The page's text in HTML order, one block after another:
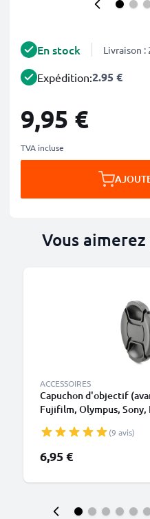
En stock Livraison :
Expédition:2.95 €
9,95 €
TVA incluse
Vous
ACCESSOIRES
Capuchon d'objectif
Fujifilm, Olympus, Sony,
Couvercle Capot de
(9 avis)
6,95 €